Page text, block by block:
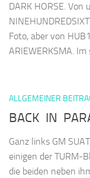
DARK HORSE. Von
Foto, aber von
ARIEWERKSMA.
ALLGEMEINER
BACK IN
Ganz links GM
einigen der TURM-
die beiden neben